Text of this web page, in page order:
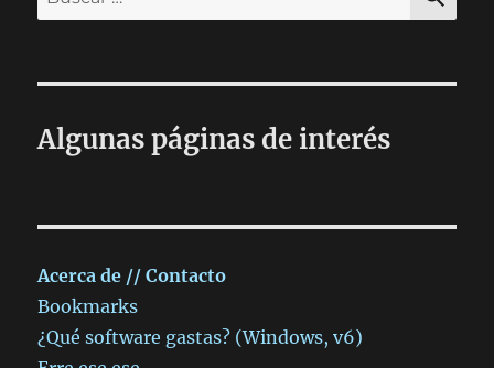
por:
Algunas páginas de interés
Acerca de // Contacto
Bookmarks
¿Qué software gastas? (Windows, v6)